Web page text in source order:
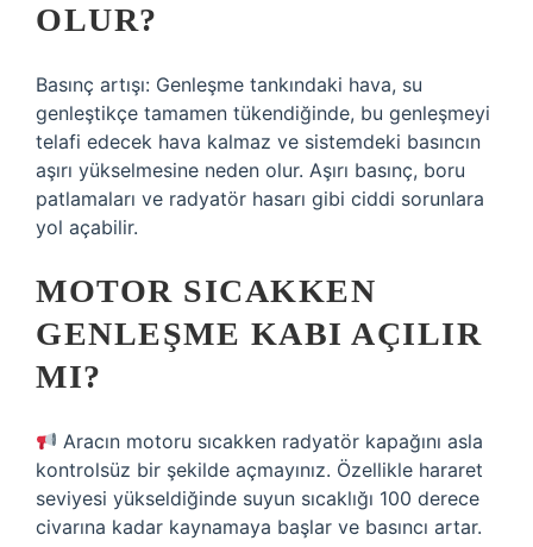
OLUR?
Basınç artışı: Genleşme tankındaki hava, su
genleştikçe tamamen tükendiğinde, bu genleşmeyi
telafi edecek hava kalmaz ve sistemdeki basıncın
aşırı yükselmesine neden olur. Aşırı basınç, boru
patlamaları ve radyatör hasarı gibi ciddi sorunlara
yol açabilir.
MOTOR SICAKKEN
GENLEŞME KABI AÇILIR
MI?
Aracın motoru sıcakken radyatör kapağını asla
kontrolsüz bir şekilde açmayınız. Özellikle hararet
seviyesi yükseldiğinde suyun sıcaklığı 100 derece
civarına kadar kaynamaya başlar ve basıncı artar.